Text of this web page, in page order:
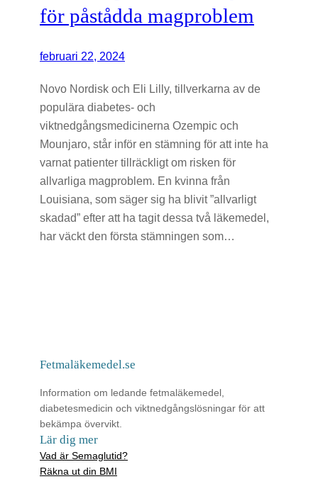
för påstådda magproblem
februari 22, 2024
Novo Nordisk och Eli Lilly, tillverkarna av de
populära diabetes- och
viktnedgångsmedicinerna Ozempic och
Mounjaro, står inför en stämning för att inte ha
varnat patienter tillräckligt om risken för
allvarliga magproblem. En kvinna från
Louisiana, som säger sig ha blivit ”allvarligt
skadad” efter att ha tagit dessa två läkemedel,
har väckt den första stämningen som…
Fetmaläkemedel.se
Information om ledande fetmaläkemedel,
diabetesmedicin och viktnedgångslösningar för att
bekämpa övervikt.
Lär dig mer
Vad är Semaglutid?
Räkna ut din BMI